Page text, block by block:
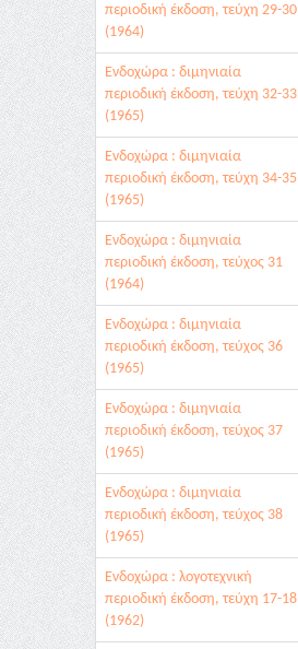
περιοδική έκδοση, τεύχη 29-30
(1964)
Ενδοχώρα : διμηνιαία
περιοδική έκδοση, τεύχη 32-33
(1965)
Ενδοχώρα : διμηνιαία
περιοδική έκδοση, τεύχη 34-35
(1965)
Ενδοχώρα : διμηνιαία
περιοδική έκδοση, τεύχος 31
(1964)
Ενδοχώρα : διμηνιαία
περιοδική έκδοση, τεύχος 36
(1965)
Ενδοχώρα : διμηνιαία
περιοδική έκδοση, τεύχος 37
(1965)
Ενδοχώρα : διμηνιαία
περιοδική έκδοση, τεύχος 38
(1965)
Ενδοχώρα : λογοτεχνική
περιοδική έκδοση, τεύχη 17-18
(1962)